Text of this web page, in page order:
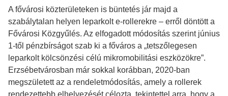
A fővárosi közterületeken is büntetés jár majd a
szabálytalan helyen leparkolt e-rollerekre – erről döntött a
Fővárosi Közgyűlés. Az elfogadott módosítás szerint június
1-től pénzbírságot szab ki a főváros a „tetszőlegesen
leparkolt kölcsönzési célú mikromobilitási eszközökre”.
Erzsébetvárosban már sokkal korábban, 2020-ban
megszületett az a rendeletmódosítás, amely a rollerek
rendezettebb elhelyezését célozta, tekintettel arra, hogy a